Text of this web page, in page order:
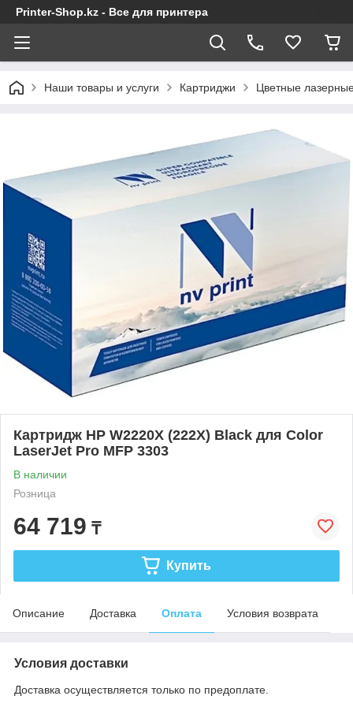
Printer-Shop.kz - Все для принтера
Наши товары и услуги Картриджи Цветные
Картридж HP W2220X (222X) Black для Color
LaserJet Pro MFP 3303
В наличии
Розница
64 719 ₸
Купить
Описание Доставка Оплата Условия возврата
Условия доставки
Доставка осуществляется только по предоплате.